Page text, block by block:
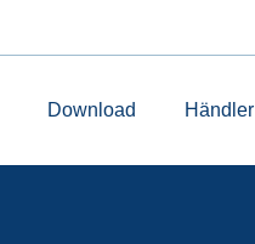
Download Händler